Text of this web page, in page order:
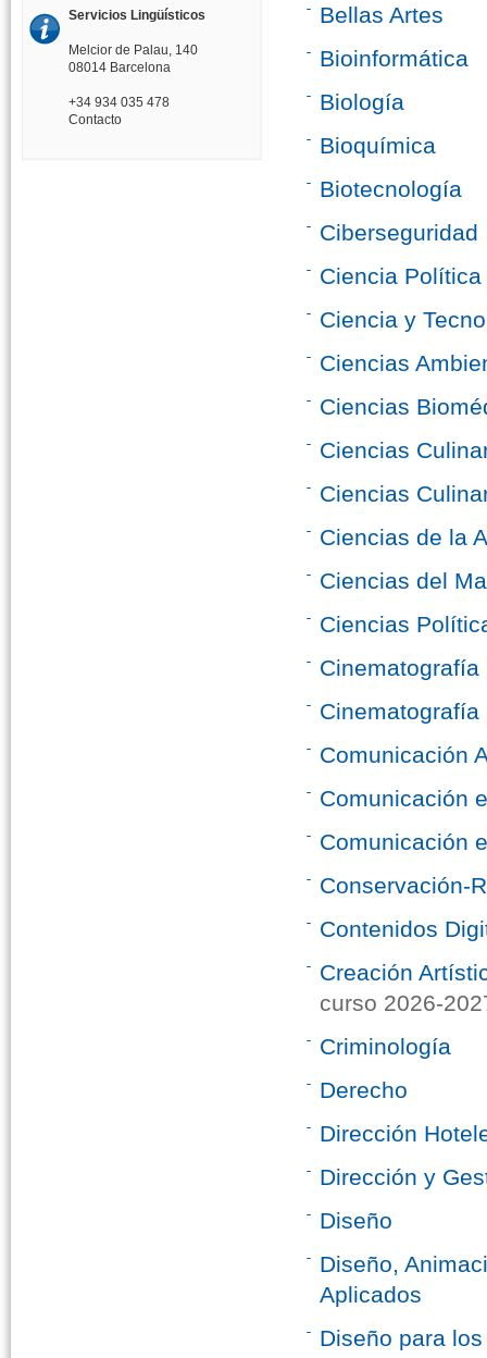
Servicios Lingüísticos
Melcior de Palau, 140
08014 Barcelona
+34 934 035 478
Contacto
Bellas Artes
Bioinformática
Biología
Bioquímica
Biotecnología
Ciberseguridad
Ciencia
Ciencia y
Ciencias
Ciencias
Ciencias
Ciencias
Ciencias de la
Ciencias del
Ciencias
Cinematografía
Cinematografía
Comunicación
Comunicación
Comunicación
Conservación-
Contenidos
Creación
curso 2026-
Criminología
Derecho
Dirección
Dirección y
Diseño
Diseño,
Aplicados
Diseño para